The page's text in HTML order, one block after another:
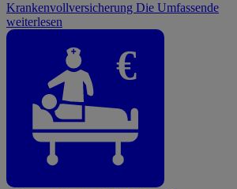
Krankenvollversicherung Die Umfassende
weiterlesen
€